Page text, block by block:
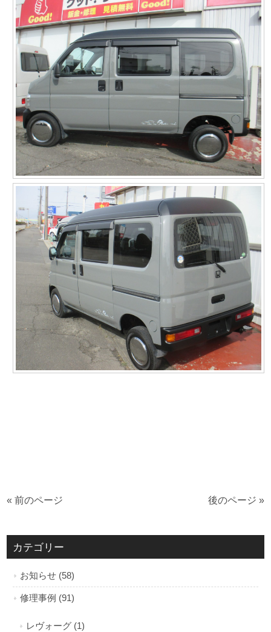
« 前のページ 後のページ »
カテゴリー
お知らせ (58)
修理事例 (91)
レヴォーグ (1)